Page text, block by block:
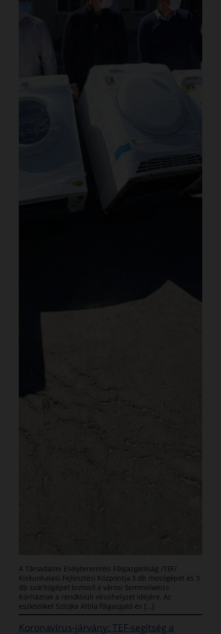
A Társadalmi Esélyteremtési Főigazgatóság /TEF/
Kiskunhalasi Fejlesztési Központja 3 db mosógépet és 3
db szárítógépet biztosít a városi Semmelweiss
Kórháznak a rendkívüli vírushelyzet idejére. Az
eszközöket Sztojka Attila főigazgató és […]
Koronavírus-járvány: TEF-segítség a